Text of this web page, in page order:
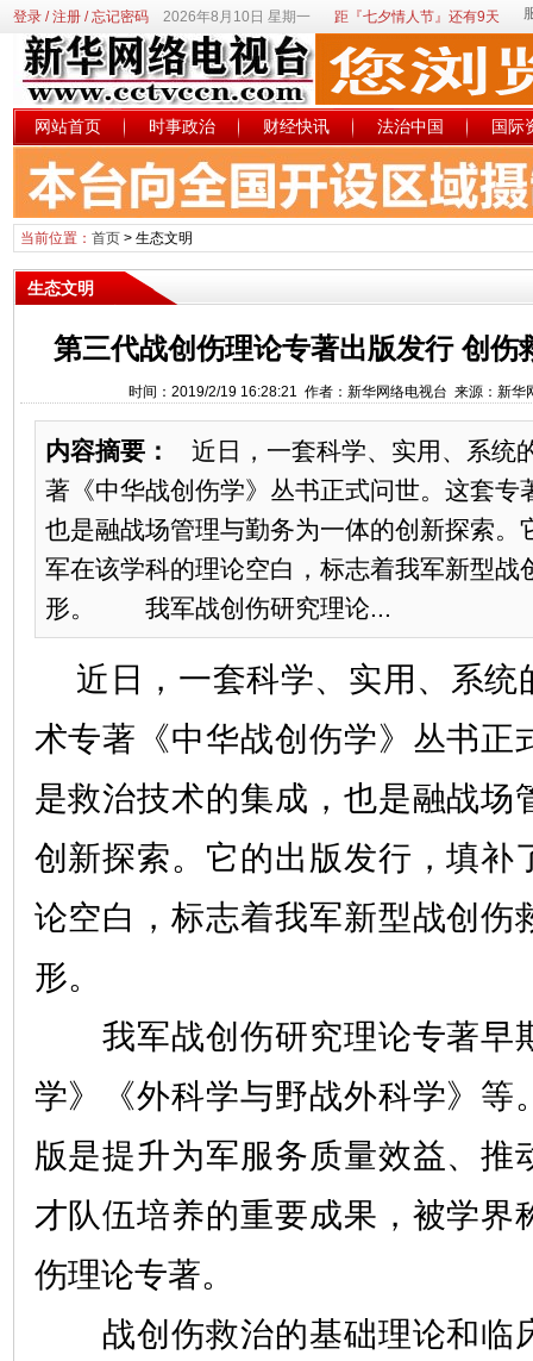
登录/注册/忘记密码 2026年8月10日 星期一 距『七夕情人节』还有9天
网站首页 时事政治 财经快讯 法治中国 国际
当前位置： 首页> 生态文明
生态文明
第三代战创伤理论专著出版发行 创伤
时间：2019/2/19 16:28:21 作者：新华网络电视台 来源：新
内容摘要：
近日，一套科学、实用、系统
著《中华战创伤学》丛书正式问世。这套专
也是融战场管理与勤务为一体的创新探索。
军在该学科的理论空白，标志着我军新型战
形。 我军战创伤研究理论...
近日，一套科学、实用、系统
术专著《中华战创伤学》丛书正
是救治技术的集成，也是融战场
创新探索。它的出版发行，填补
论空白，标志着我军新型战创伤
形。
我军战创伤研究理论专著早
学》《外科学与野战外科学》等
版是提升为军服务质量效益、推
才队伍培养的重要成果，被学界
伤理论专著。
战创伤救治的基础理论和临